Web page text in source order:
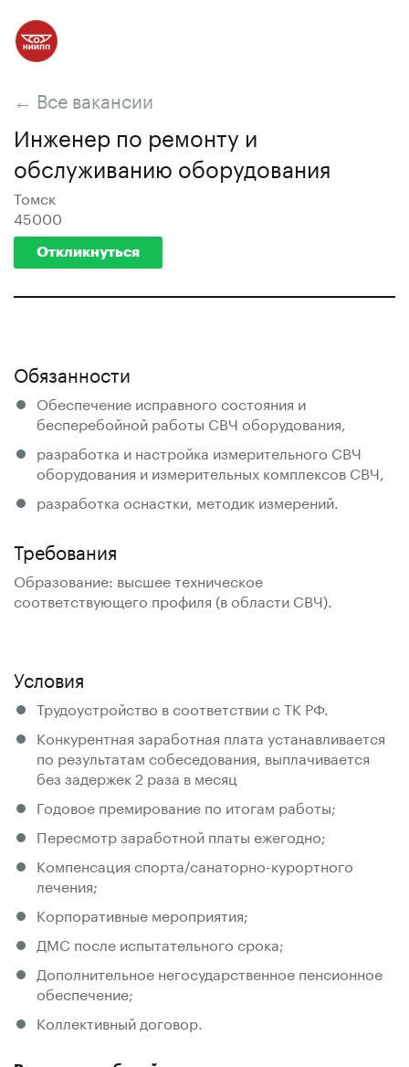
← Все вакансии
Инженер по ремонту и
обслуживанию оборудования
Томск
45000
Откликнуться
Обязанности
Обеспечение исправного состояния и
бесперебойной работы СВЧ оборудования,
разработка и настройка измерительного СВЧ
оборудования и измерительных комплексов СВЧ,
разработка оснастки, методик измерений.
Требования
Образование: высшее техническое
соответствующего профиля (в области СВЧ).
Условия
Трудоустройство в соответствии с ТК РФ.
Конкурентная заработная плата устанавливается
по результатам собеседования, выплачивается
без задержек 2 раза в месяц
Годовое премирование по итогам работы;
Пересмотр заработной платы ежегодно;
Компенсация спорта/санаторно-курортного
лечения;
Корпоративные мероприятия;
ДМС после испытательного срока;
Дополнительное негосударственное пенсионное
обеспечение;
Коллективный договор.